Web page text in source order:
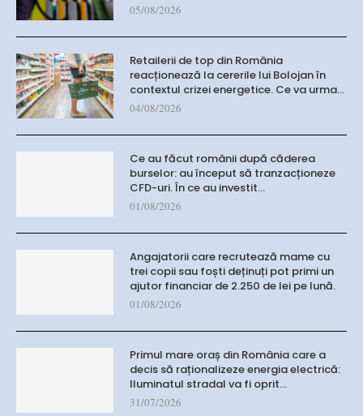
05/08/2026
Retailerii de top din România
reacționează la cererile lui Bolojan în
contextul crizei energetice. Ce va urma…
04/08/2026
Ce au făcut românii după căderea
burselor: au început să tranzacționeze
CFD-uri. În ce au investit…
01/08/2026
Angajatorii care recrutează mame cu
trei copii sau foști deținuți pot primi un
ajutor financiar de 2.250 de lei pe lună.
01/08/2026
Primul mare oraș din România care a
decis să raționalizeze energia electrică:
Iluminatul stradal va fi oprit…
31/07/2026